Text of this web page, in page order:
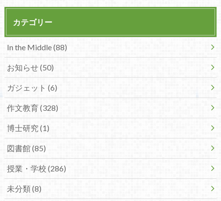
カテゴリー
In the Middle (88)
お知らせ (50)
ガジェット (6)
作文教育 (328)
博士研究 (1)
図書館 (85)
授業・学校 (286)
未分類 (8)